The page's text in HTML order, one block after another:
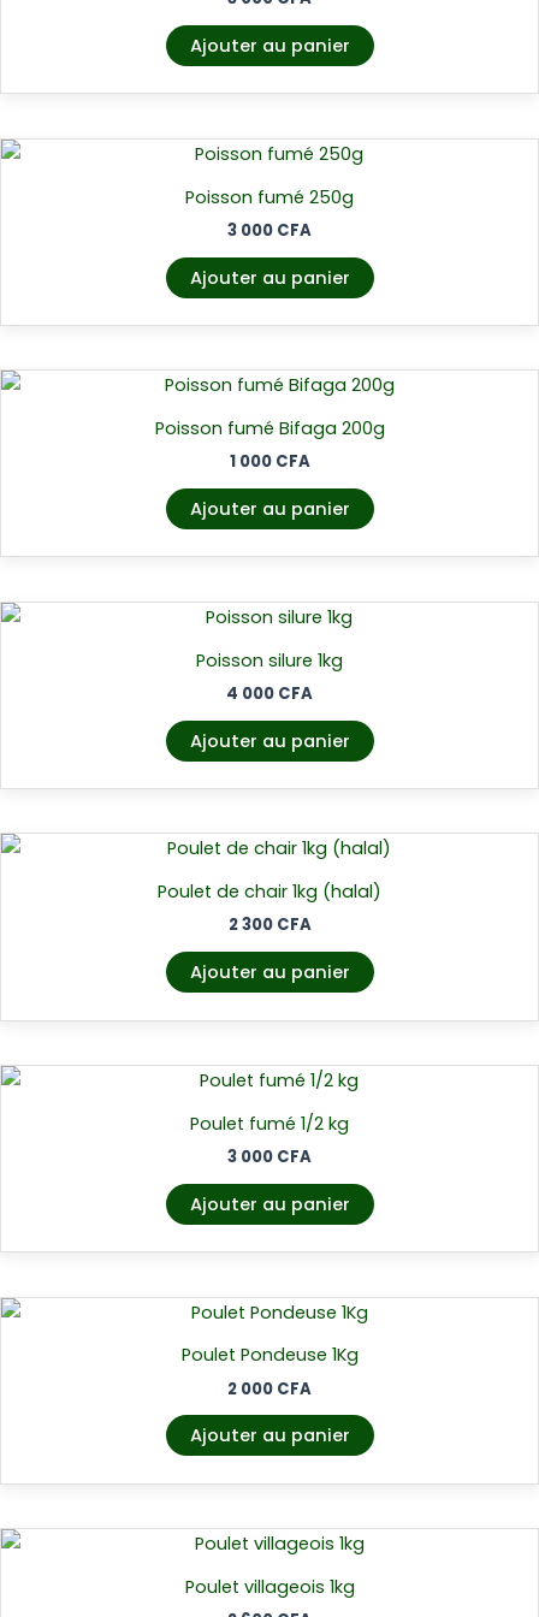
Ajouter au panier
Poisson fumé 250g
3 000 CFA
Ajouter au panier
Poisson fumé Bifaga 200g
1 000 CFA
Ajouter au panier
Poisson silure 1kg
4 000 CFA
Ajouter au panier
Poulet de chair 1kg (halal)
2 300 CFA
Ajouter au panier
Poulet fumé 1/2 kg
3 000 CFA
Ajouter au panier
Poulet Pondeuse 1Kg
2 000 CFA
Ajouter au panier
Poulet villageois 1kg